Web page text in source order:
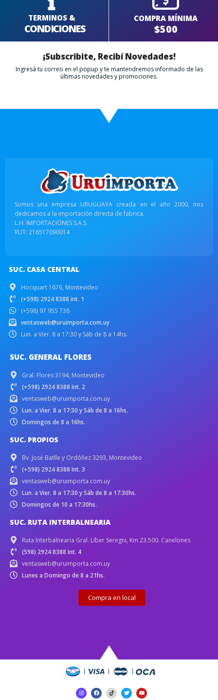
TERMINOS &
CONDICIONES
COMPRA MÍNIMA
$500
¡Subscribite, Recibí Novedades!
Ingresá tu correo en el popup y te mantendremos informado de las
últimas novedades y promociones.
Somos una empresa URUGUAYA creada en el año 2000, nos
dedicamos a la importación directa de fabrica.
L.H. IMPORTACIONES S.A.S.
RUT: 216517090014
SUC. CASA CENTRAL
Hocquart 1676, Montevideo
(+598) 2924 8388 int. 1
(+598) 97 955 738
ventasweb@uruimporta.com.uy
Lun. a Vier. 8 a 17:30 y Sáb de 8 a 14hs.
SUC. GENERAL FLORES
Gral. Flores 3194, Montevideo
(+598) 2924 8388 Int. 2
ventasweb@uruimporta.com.uy
Lun. a Vier. 8 a 17:30 y Sáb de 8 a 16hs.
Domingos de 8 a 16hs.
SUC. PROPIOS
Bv. José Batlle y Ordóñez 3293, Montevideo
(+598) 2924 8388 Int. 3
ventasweb@uruimporta.com.uy
Lun. a Vier. 8 a 17:30 y Sáb de 8 a 17:30hs.
Domingos de 10 a 17:30hs.
SUC. RUTA INTERBALNEARIA
Ruta Interbalnearia Gral. Líber Seregni, Km 23.500. Canelones
(598) 2924 8388 Int. 4
ventasweb@uruimporta.com.uy
Lunes a Domingo de 8 a 21hs.
Compra en local